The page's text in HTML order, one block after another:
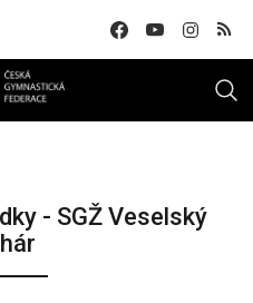
- SGŽ Veselský